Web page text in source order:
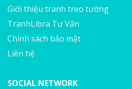
Giới thiệu tranh treo tường
TranhLibra Tư Vấn
Chính sách bảo mật
Liên hệ
SOCIAL NETWORK